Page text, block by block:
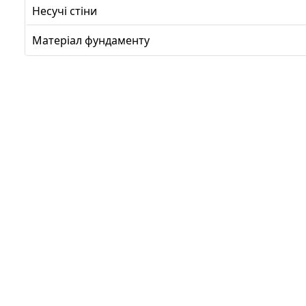
Несучі стіни
Матеріал фундаменту